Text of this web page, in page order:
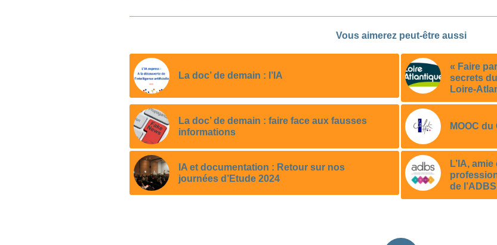
Vous aimerez peut-être aussi
La doc’ de demain : l’IA
« Faire
secrets
Loire-
La doc’ de demain : faire face aux fausses
informations
MOOC
IA et documentation : Retour sur nos
journées d’Etude 2024
L’IA,
de l’ADBS